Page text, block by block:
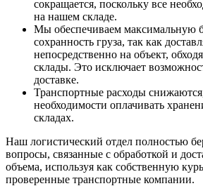
сокращается, поскольку все
на нашем складе.
Мы обеспечиваем максимальную
сохранность груза, так как
непосредственно на объект,
склады. Это исключает
доставке.
Транспортные расходы
необходимости оплачивать
складах.
Наш логистический отдел полностью
вопросы, связанные с обработкой и
объема, используя как собственную
проверенные транспортные компании.